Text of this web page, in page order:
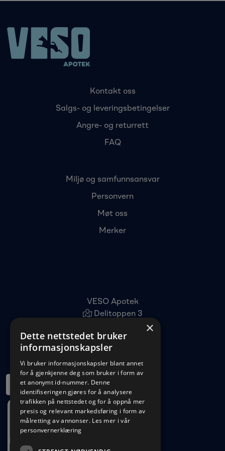
Kontakt oss
Salgs- og leveringsbetingelser
Angre- og returrett
FAQ
Miljø og samfunnsansvar
Personvern
Møt oss
Merker
VESO Apotek
Delitoppen 3
22 96 11 00
kundeservice@veso.no
×
Dette nettstedet bruker
informasjonskapsler
Vi bruker informasjonskapsler blant annet
for å gjenkjenne deg som bruker i form av
et anonymt id-nummer. Denne
identifiseringen gjøres for å analysere
trafikken på nettstedet og for å oppnå mer
presis og relevant markedsføring i form av
målretting av annonser. Les mer i vår
personvernerklæring